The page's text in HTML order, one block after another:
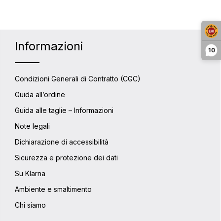
10
Informazioni
Condizioni Generali di Contratto (CGC)
Guida all’ordine
Guida alle taglie – Informazioni
Note legali
Dichiarazione di accessibilità
Sicurezza e protezione dei dati
Su Klarna
Ambiente e smaltimento
Chi siamo